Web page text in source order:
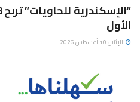
الأول
الإثنين 10 أغسطس 2026